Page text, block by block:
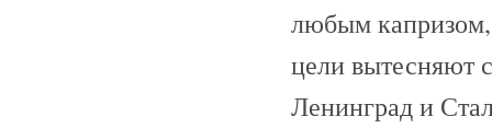
любым капризом,
цели вытесняют
Ленинград и